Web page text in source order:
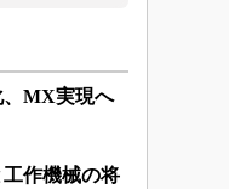
、MX実現へ
作機械の将